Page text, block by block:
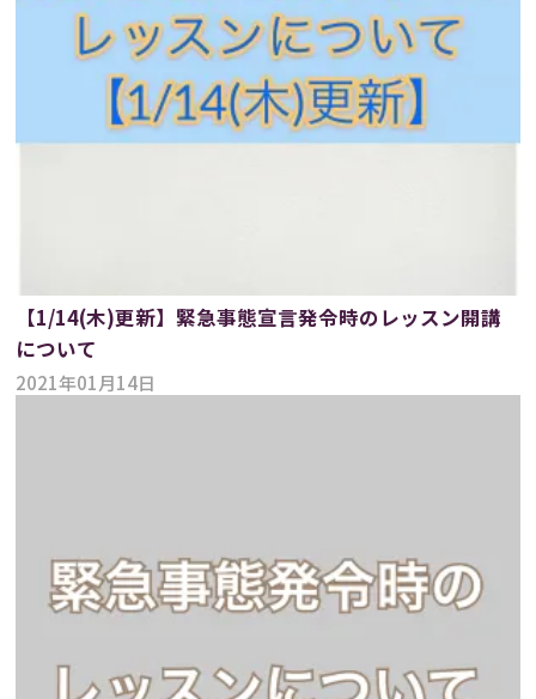
【1/14(木)更新】緊急事態宣言発令時のレッスン開講
について
2021年01月14日